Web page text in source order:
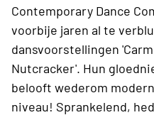
Contemporary Dance
voorbije jaren al te
dansvoorstellingen
Nutcracker'. Hun
belooft wederom
niveau! Sprankelend,